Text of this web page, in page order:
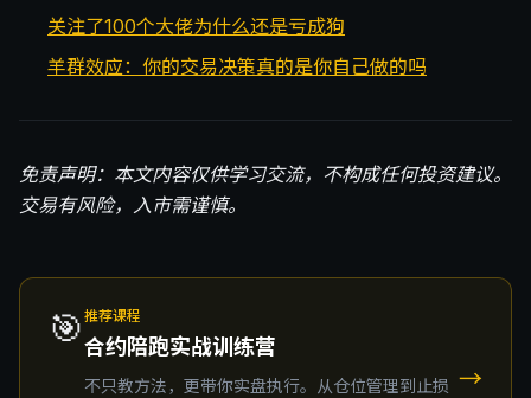
关注了100个大佬为什么还是亏成狗
羊群效应：你的交易决策真的是你自己做的吗
免责声明：本文内容仅供学习交流，不构成任何投资建议。
交易有风险，入市需谨慎。
🎯 推荐课程
合约陪跑实战训练营
不只教方法，更带你实盘执行。从仓位管理到止损 →